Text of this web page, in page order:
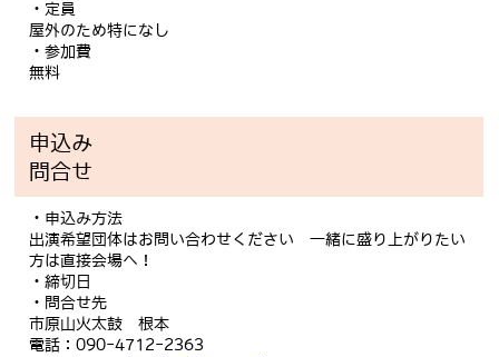
・定員
屋外のため特になし
・参加費
無料
申込み
問合せ
・申込み方法
出演希望団体はお問い合わせください 一緒に盛り上がりたい
方は直接会場へ！
・締切日
・問合せ先
市原山火太鼓 根本
電話：090-4712-2363